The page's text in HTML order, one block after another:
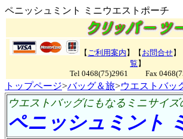
ペニッシュミント ミニウエストポーチ
【 ご利用案内 】【 お問合せ】
覧 】
Tel 0468(75)2961 Fax
トップページ>バッグ＆旅>ウエストバッ
ウエストバッグにもなるミニサイズ
ペニッシュミント